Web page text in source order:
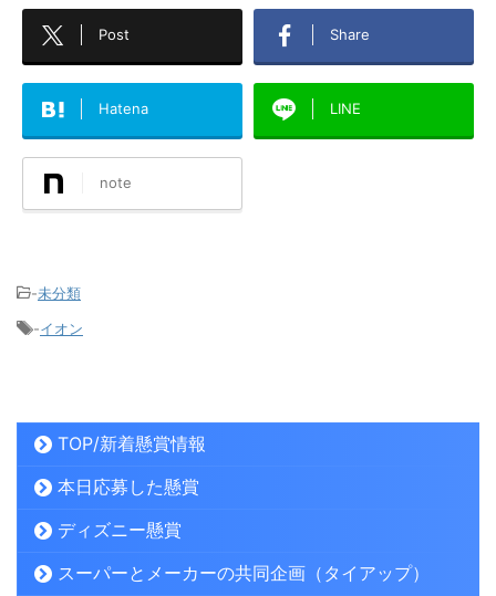
Post Share
Hatena LINE
note
-未分類
-イオン
TOP/新着懸賞情報
本日応募した懸賞
ディズニー懸賞
スーパーとメーカーの共同企画（タイアップ）